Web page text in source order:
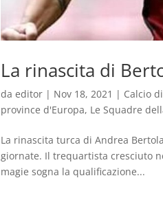
La rinascita di
daeditor | Nov 18, 2021 | Calcio
province d'Europa, Le Squadre
La rinascita turca di Andrea
giornate. Il trequartista cresciuto
magie sogna la qualificazione...